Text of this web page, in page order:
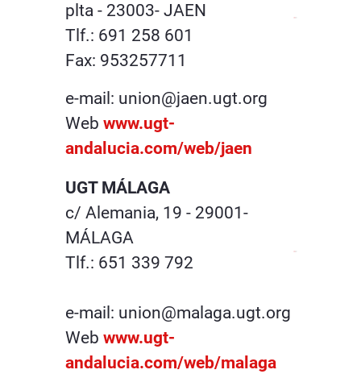
plta - 23003- JAEN
Tlf.: 691 258 601
Fax: 953257711
e-mail: union@jaen.ugt.org
Web www.ugt-
andalucia.com/web/jaen
UGT MÁLAGA
c/ Alemania, 19 - 29001-
MÁLAGA
Tlf.: 651 339 792
e-mail: union@malaga.ugt.org
Web www.ugt-
andalucia.com/web/malaga